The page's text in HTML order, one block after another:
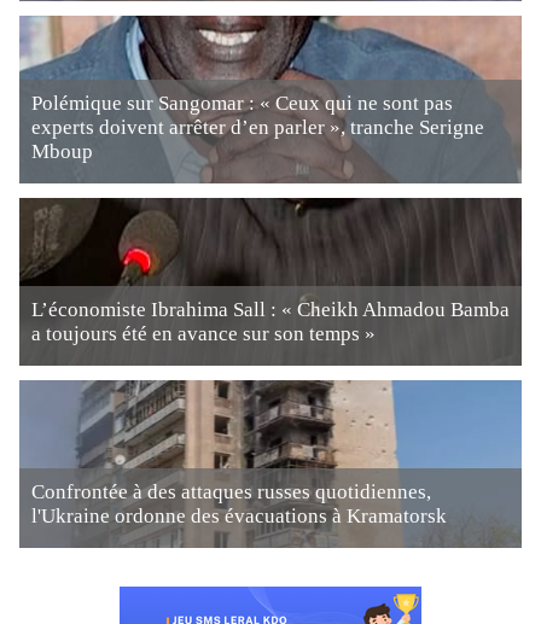
Polémique sur Sangomar : « Ceux qui ne sont pas
experts doivent arrêter d’en parler », tranche Serigne
Mboup
L’économiste Ibrahima Sall : « Cheikh Ahmadou Bamba
a toujours été en avance sur son temps »
Confrontée à des attaques russes quotidiennes,
l'Ukraine ordonne des évacuations à Kramatorsk